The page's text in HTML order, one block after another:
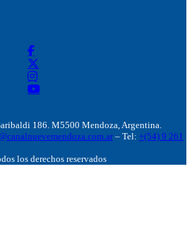
186. M5500 Mendoza, Argentina.
– Tel: +(54) 9 261
los derechos reservados